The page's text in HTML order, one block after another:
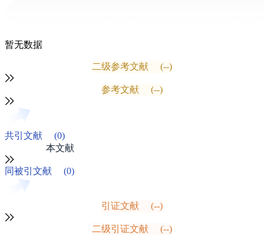
暂无数据
二级参考文献 (--)
参考文献 (--)
共引文献
(0)
本文献
同被引文献 (0)
引证文献 (--)
二级引证文献 (--)